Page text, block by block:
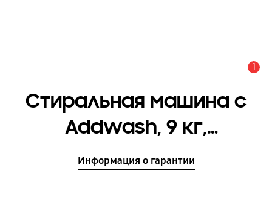
1
Стиральная машина с
Addwash, 9 кг,
WW5500T
Информация о гарантии